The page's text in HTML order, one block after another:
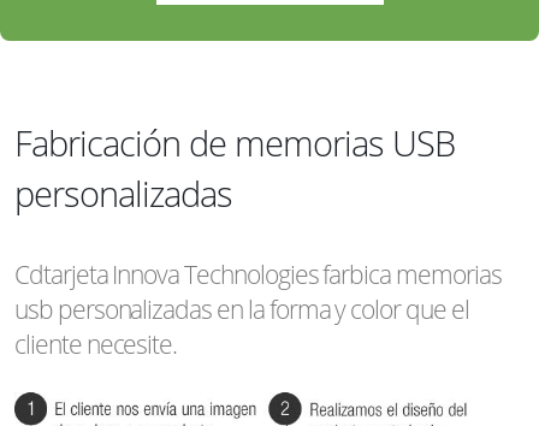
Fabricación de memorias USB
personalizadas
Cdtarjeta Innova Technologies farbica memorias
usb personalizadas en la forma y color que el
cliente necesite.